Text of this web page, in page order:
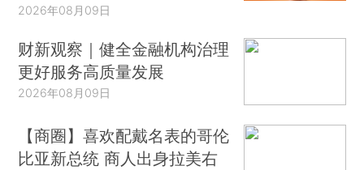
2026年08月09日
财新观察｜健全金融机构治理
更好服务高质量发展
2026年08月09日
【商圈】喜欢配戴名表的哥伦
比亚新总统 商人出身拉美右